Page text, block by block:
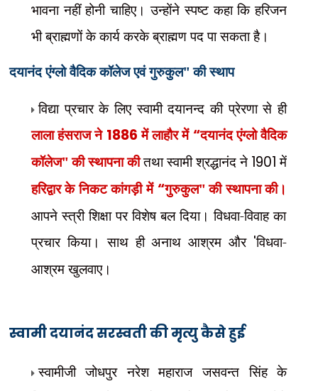
भावना नहीं होनी चाहिए। उन्होंने स्पष्ट कहा कि हरिजन
भी ब्राह्मणों के कार्य करके ब्राह्मण पद पा सकता है।
दयानंद एंग्लो वैदिक कॉलेज एवंगुरुकुल" की स्थाप
विद्या प्रचार के लिए स्वामी दयानन्द की प्रेरणा से ही
लाला हंसराज ने 1886 में लाहौर में “दयानंद एंग्लो वैदिक
कॉलेज" की स्थापना कीतथा स्वामी श्रद्धानंद ने 1901 में
हरिद्वार के निकट कांगड़ी में “गुरुकुल" की स्थापना की।
आपने स्त्री शिक्षा पर विशेष बल दिया। विधवा-विवाह का
प्रचार किया। साथ ही अनाथ आश्रम और 'विधवा-
आश्रम खुलवाए।
स्वामी दयानंद सरस्वती की मृत्यु कैसे हुई
स्वामीजी जोधपुर नरेश महाराज जसवन्त सिंह के